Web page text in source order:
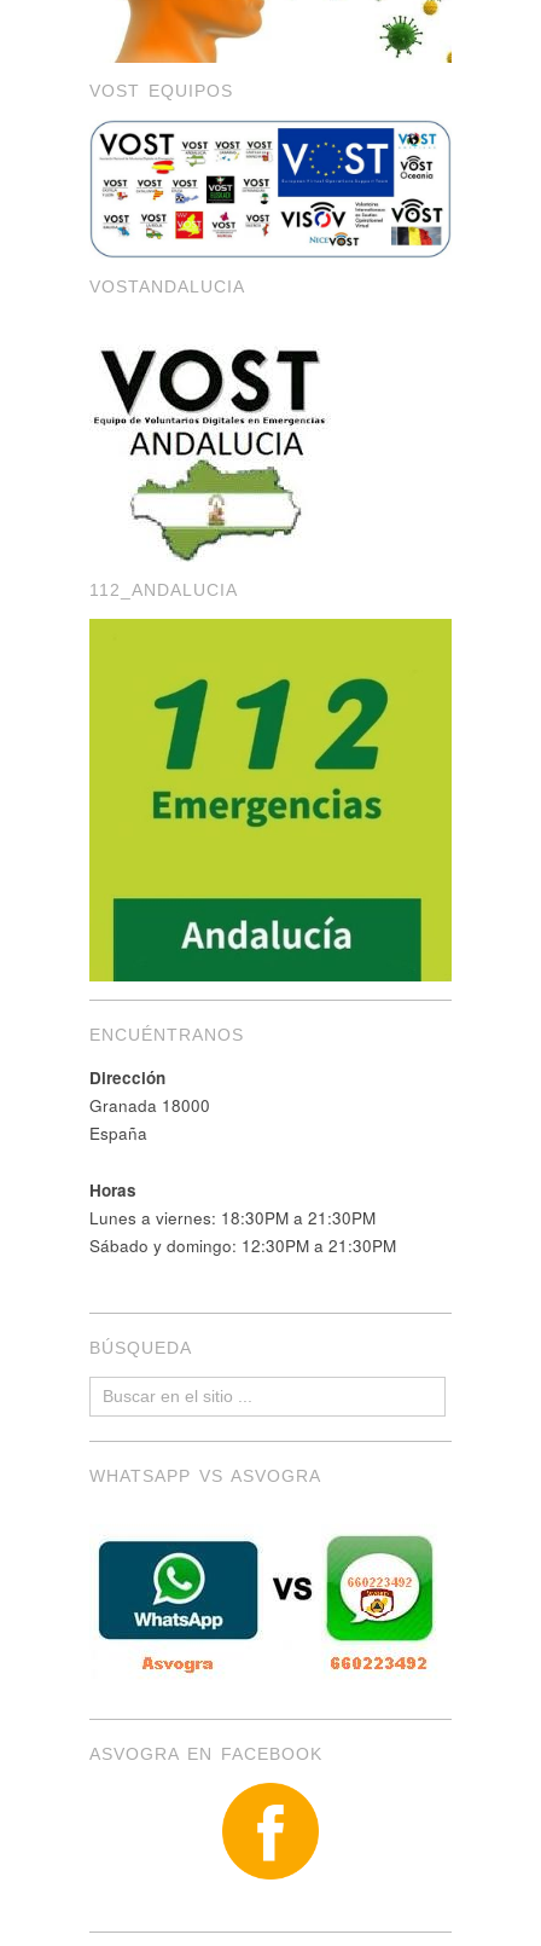
VOST EQUIPOS
VOSTANDALUCIA
112_ANDALUCIA
ENCUÉNTRANOS
Dirección
Granada 18000
España
Horas
Lunes a viernes: 18:30PM a 21:30PM
Sábado y domingo: 12:30PM a 21:30PM
BÚSQUEDA
WHATSAPP VS ASVOGRA
ASVOGRA EN FACEBOOK